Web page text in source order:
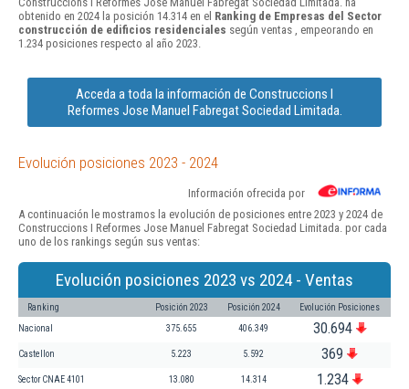
obtenido en 2024 la posición 14.314 en el Ranking de Empresas del Sector
construcción de edificios residenciales según ventas , empeorando en
1.234 posiciones respecto al año 2023.
Acceda a toda la información de Construccions I
Reformes Jose Manuel Fabregat Sociedad Limitada.
Evolución posiciones 2023 - 2024
Información ofrecida por
A continuación le mostramos la evolución de posiciones entre 2023 y 2024 de
Construccions I Reformes Jose Manuel Fabregat Sociedad Limitada. por cada
uno de los rankings según sus ventas:
Evolución posiciones 2023 vs 2024 - Ventas
Ranking Posición 2023 Posición 2024 Evolución Posiciones
Nacional 375.655 406.349 30.694
Castellon 5.223 5.592 369
Sector CNAE 4101 13.080 14.314 1.234